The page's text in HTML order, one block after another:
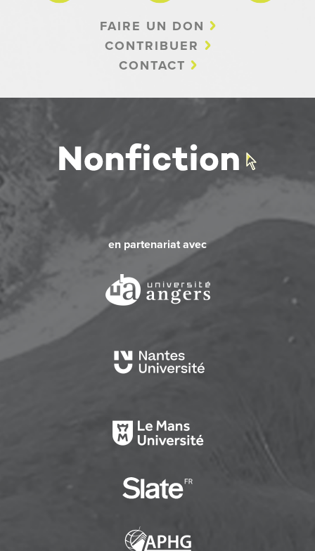
FAIRE UN DON
CONTRIBUER
CONTACT
en partenariat avec